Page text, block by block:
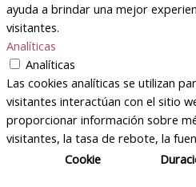
ayuda a brindar una mejor
visitantes.
Analíticas
Analíticas
Las cookies analíticas se utilizan
visitantes interactúan con el sitio
proporcionar información sobre
visitantes, la tasa de rebote, la
Cookie